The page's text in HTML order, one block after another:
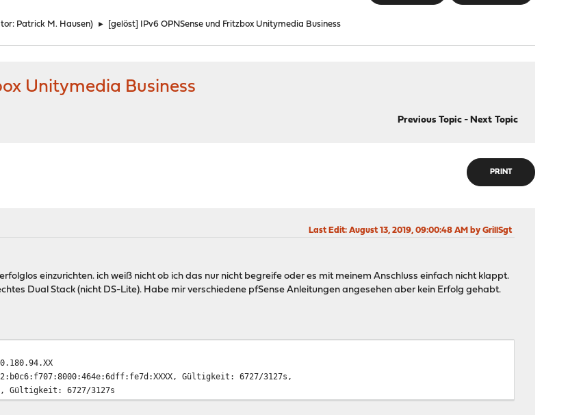
Patrick M. Hausen) ► [gelöst] IPv6 OPNSense und Fritzbox Unitymedia Business
Unitymedia Business
Previous Topic- Next Topic
PRINT
Last Edit: August 13, 2019, 09:00:48 AM by GrillSgt
einzurichten. ich weiß nicht ob ich das nur nicht begreife oder es mit meinem Anschluss einfach nicht klappt.
Dual Stack (nicht DS-Lite). Habe mir verschiedene pfSense Anleitungen angesehen aber kein Erfolg gehabt.
Gültigkeit: 6727/3127s,
Gültigkeit: 6727/3127s